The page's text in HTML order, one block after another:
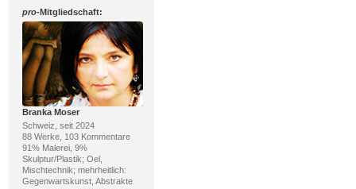
pro-Mitgliedschaft:
Branka Moser
Schweiz, seit 2024
88 Werke, 103 Kommentare
91% Malerei, 9%
Skulptur/Plastik; Oel,
Mischtechnik; mehrheitlich:
Gegenwartskunst, Abstrakte